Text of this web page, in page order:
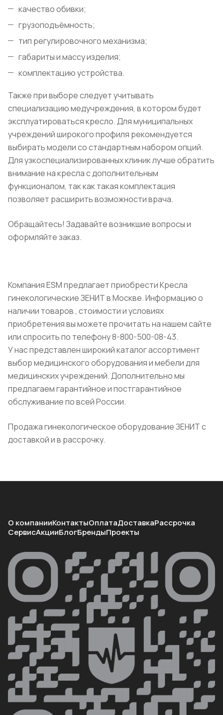
качество обивки;
грузоподъёмность;
тип регулировочного механизма;
габариты и массу изделия;
комплектацию устройства.
Также при выборе следует учитывать
специализацию медучреждения, в котором будет
эксплуатироваться кресло. Для муниципальных
учреждений широкого профиля рекомендуется
выбирать модели со стандартным набором опций.
Для узкоспециализированных клиник лучше обратить
внимание на кресла с дополнительным
функционалом, так как такая комплектация
позволяет расширить возможности врача.
Обращайтесь! Задавайте возникшие вопросы и
оформляйте заказ.
Компания ESM предлагает приобрести Кресла
гинекологические ЗЕНИТ в Москве. Информацию о
наличии товаров , стоимости и условиях
приобретения вы можете прочитать на нашем сайте
или спросить по телефону 8-800-500-08-43.
У нас представлен широкий каталог ассортимент
выбор медицинского оборудования и мебели для
медицинских учреждений. Дополнительно мы
предлагаем гарантийное и постгарантийное
обслуживание по всей России.
Продажа гинекологическое оборудование ЗЕНИТ с
доставкой и в рассрочку.
О компанииКонтактыОплатаДоставкаРассрочка
СервисАкцииБлогБрендыПроекты